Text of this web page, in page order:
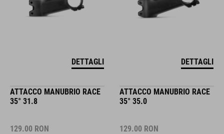
DETTAGLI DETTAGLI
ATTACCO MANUBRIO RACE
35° 31.8
129.00 RON
ATTACCO MANUBRIO RACE
35° 35.0
129.00 RON